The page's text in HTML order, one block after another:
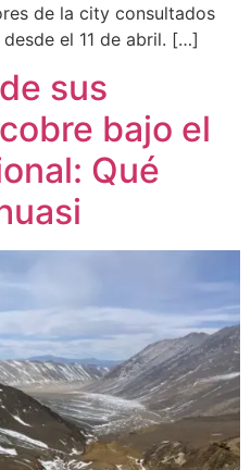
de la city consultados
el 11 de abril. […]
sus
bajo el
Qué